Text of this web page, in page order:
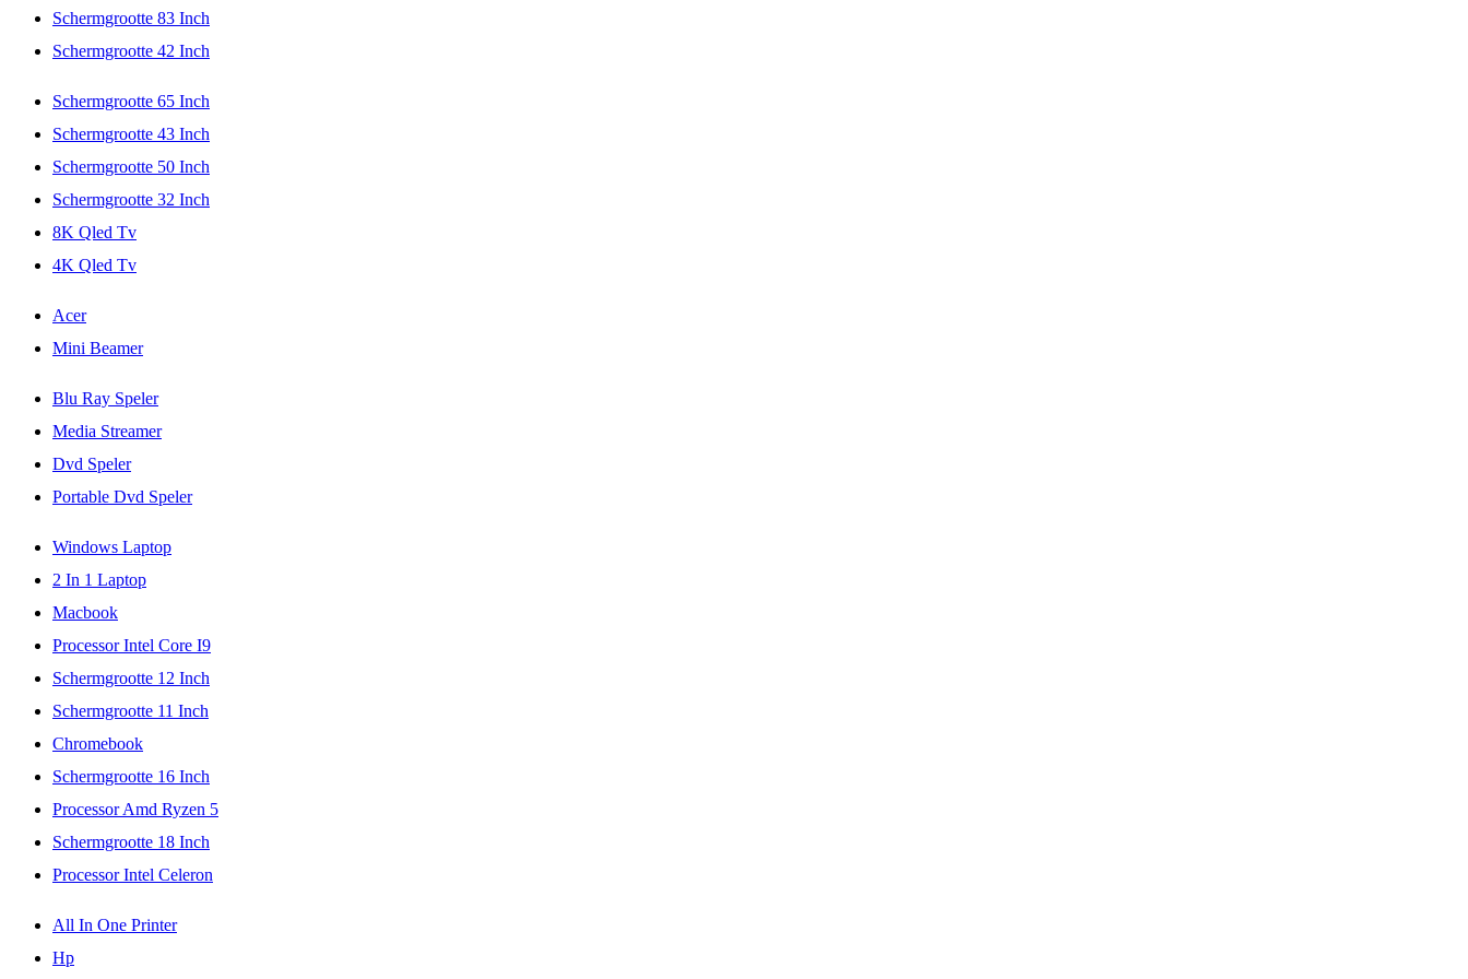
Schermgrootte 83 Inch
Schermgrootte 42 Inch
Schermgrootte 65 Inch
Schermgrootte 43 Inch
Schermgrootte 50 Inch
Schermgrootte 32 Inch
8K Qled Tv
4K Qled Tv
Acer
Mini Beamer
Blu Ray Speler
Media Streamer
Dvd Speler
Portable Dvd Speler
Windows Laptop
2 In 1 Laptop
Macbook
Processor Intel Core I9
Schermgrootte 12 Inch
Schermgrootte 11 Inch
Chromebook
Schermgrootte 16 Inch
Processor Amd Ryzen 5
Schermgrootte 18 Inch
Processor Intel Celeron
All In One Printer
Hp